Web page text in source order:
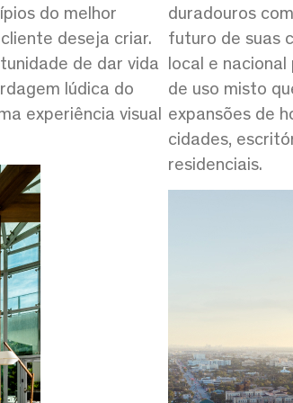
do melhor
deseja criar.
de dar vida
lúdica do
experiência visual
duradouros
futuro de suas
local e
de uso misto
expansões de
cidades,
residenciais.